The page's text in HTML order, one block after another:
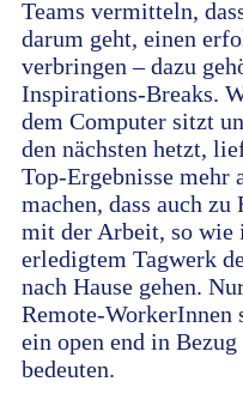
Teams vermitteln,
darum geht, einen
verbringen – dazu
Inspirations-Breaks.
dem Computer sitzt
den nächsten hetzt,
Top-Ergebnisse mehr
machen, dass auch
mit der Arbeit, so wie
erledigtem Tagwerk
nach Hause gehen.
Remote-WorkerInnen
ein open end in
bedeuten.